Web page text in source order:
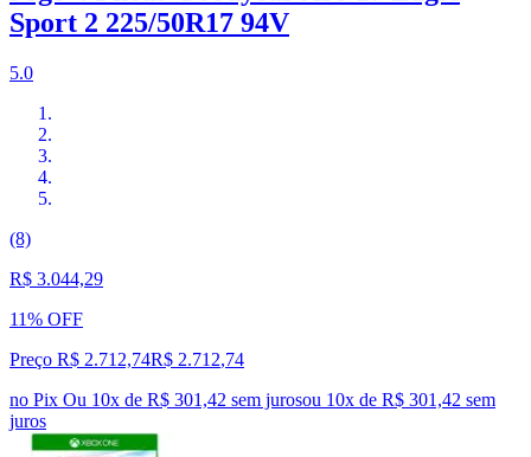
Sport 2 225/50R17 94V
5.0
(8)
R$ 3.044,29
11% OFF
Preço R$ 2.712,74R$ 2.712,74
no Pix Ou 10x de R$ 301,42 sem jurosou 10x de R$ 301,42 sem
juros